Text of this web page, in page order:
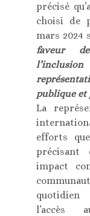
précisé
choisi de
mars 2024
faveur
publique
La
efforts
précisant
impact
quotidien
l’accès